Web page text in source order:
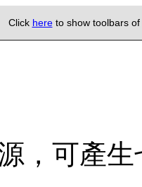
Click hereto show toolbars
，可產